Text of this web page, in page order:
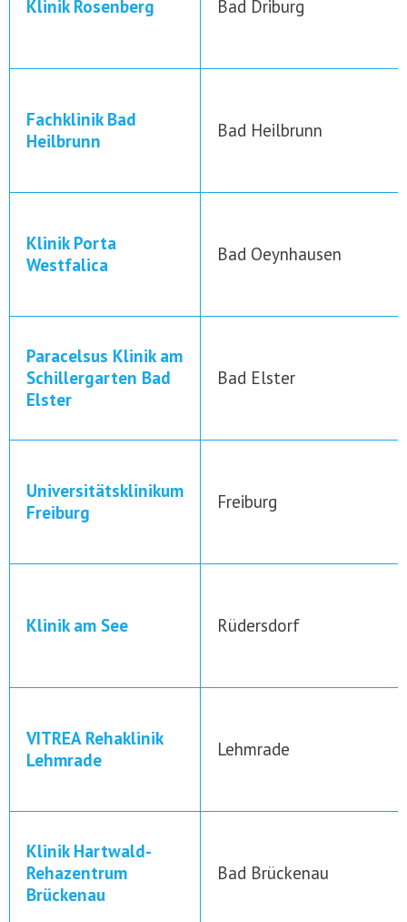
Klinik Rosenberg Bad Driburg
Fachklinik Bad
Heilbrunn
Bad Heilbrunn
Klinik Porta
Westfalica
Bad Oeynhausen
Paracelsus Klinik am
Schillergarten Bad
Elster
Bad Elster
Universitätsklinikum
Freiburg
Freiburg
Klinik am See Rüdersdorf
VITREA Rehaklinik
Lehmrade
Lehmrade
Klinik Hartwald-
Rehazentrum
Brückenau
Bad Brückenau